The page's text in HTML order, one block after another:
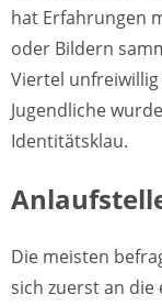
hat Erfahrungen
oder Bildern
Viertel
Jugendliche
Identitätsklau.
Die meisten
sich zuerst an die